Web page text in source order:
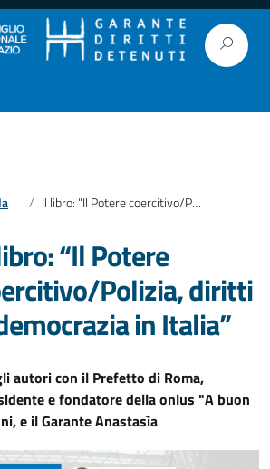
Il libro: “Il Potere coercitivo/Polizia, diritti e democrazia in Italia”
“Il Potere
Polizia, diritti
in Italia”
autori con il Prefetto di Roma,
e fondatore della onlus "A buon
e il Garante Anastasìa